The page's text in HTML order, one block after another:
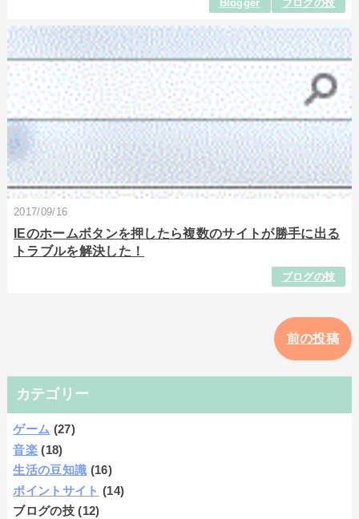
Blogger ブログの技
2017/09/16
IEのホームボタンを押したら複数のサイトが勝手に出る
トラブルを解決した！
ブログの技
前の投稿
カテゴリー
ゲーム (27)
音楽 (18)
生活の豆知識 (16)
ポイントサイト (14)
ブログの技 (12)